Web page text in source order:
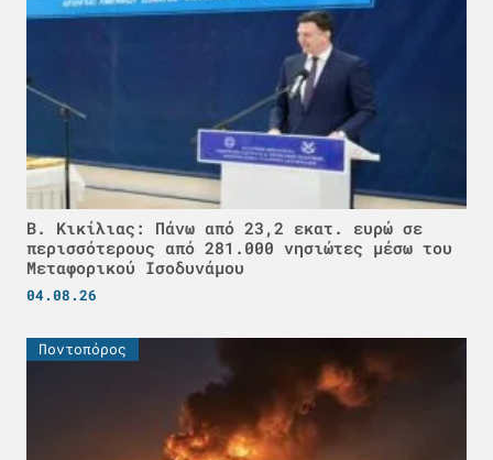
Β. Κικίλιας: Πάνω από 23,2 εκατ. ευρώ σε
περισσότερους από 281.000 νησιώτες μέσω του
Μεταφορικού Ισοδυνάμου
04.08.26
Ποντοπόρος